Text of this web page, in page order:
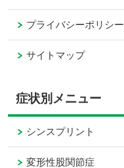
プライバシーポリシー
サイトマップ
症状別メニュー
シンスプリント
変形性股関節症